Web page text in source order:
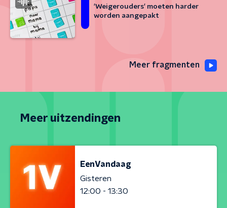
'Weigerouders' moeten harder
worden aangepakt
Meer fragmenten
Meer uitzendingen
EenVandaag
Gisteren
12:00 - 13:30